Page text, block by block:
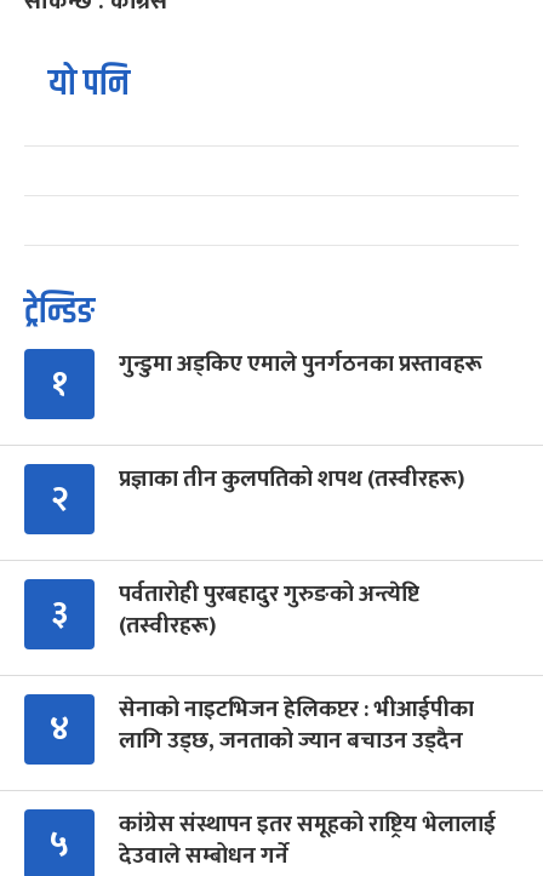
यो पनि
ट्रेन्डिङ
१ गुन्डुमा अड्किए एमाले पुनर्गठनका प्रस्तावहरू
२ प्रज्ञाका तीन कुलपतिको शपथ (तस्वीरहरू)
३
पर्वतारोही पुरबहादुर गुरुङको अन्त्येष्टि
(तस्वीरहरू)
४
सेनाको नाइटभिजन हेलिकप्टर : भीआईपीका
लागि उड्छ, जनताको ज्यान बचाउन उड्दैन
५
कांग्रेस संस्थापन इतर समूहको राष्ट्रिय भेलालाई
देउवाले सम्बोधन गर्ने